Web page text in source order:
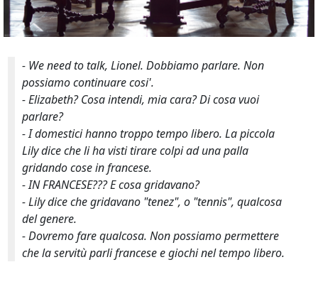
- We need to talk, Lionel. Dobbiamo parlare. Non
possiamo continuare cosi'.
- Elizabeth? Cosa intendi, mia cara? Di cosa vuoi
parlare?
- I domestici hanno troppo tempo libero. La piccola
Lily dice che li ha visti tirare colpi ad una palla
gridando cose in francese.
- IN FRANCESE??? E cosa gridavano?
- Lily dice che gridavano "tenez", o "tennis", qualcosa
del genere.
- Dovremo fare qualcosa. Non possiamo permettere
che la servitù parli francese e giochi nel tempo libero.